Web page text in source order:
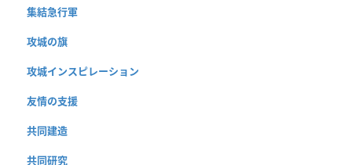
集結急行軍
攻城の旗
攻城インスピレーション
友情の支援
共同建造
共同研究